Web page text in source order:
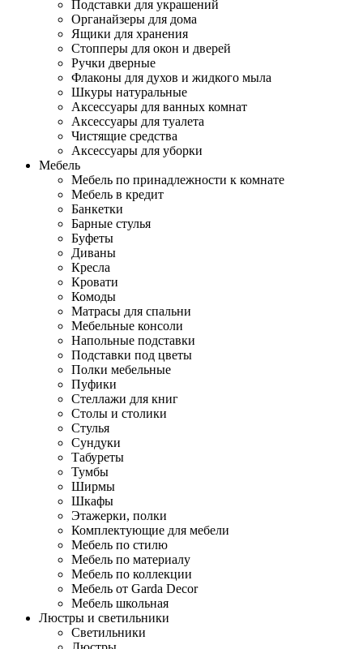
Подставки для украшений
Органайзеры для дома
Ящики для хранения
Стопперы для окон и дверей
Ручки дверные
Флаконы для духов и жидкого мыла
Шкуры натуральные
Аксессуары для ванных комнат
Аксессуары для туалета
Чистящие средства
Аксессуары для уборки
Мебель
Мебель по принадлежности к комнате
Мебель в кредит
Банкетки
Барные стулья
Буфеты
Диваны
Кресла
Кровати
Комоды
Матрасы для спальни
Мебельные консоли
Напольные подставки
Подставки под цветы
Полки мебельные
Пуфики
Стеллажи для книг
Столы и столики
Стулья
Сундуки
Табуреты
Тумбы
Ширмы
Шкафы
Этажерки, полки
Комплектующие для мебели
Мебель по стилю
Мебель по материалу
Мебель по коллекции
Мебель от Garda Decor
Мебель школьная
Люстры и светильники
Светильники